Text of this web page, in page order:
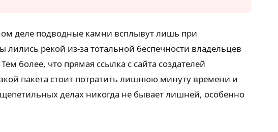
деле подводные камни всплывут лишь при
рекой из-за тотальной беспечности владельцев
более, что прямая ссылка с сайта создателей
пакета стоит потратить лишнюю минуту времени и
делах никогда не бывает лишней, особенно